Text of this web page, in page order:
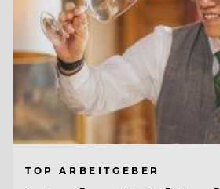
TOP ARBEITGEBER